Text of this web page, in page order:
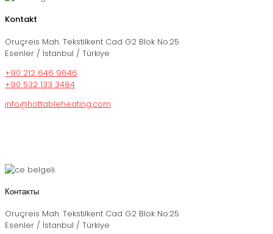
Kontakt
Oruçreis Mah. Tekstilkent Cad G2 Blok No:25
Esenler / İstanbul / Türkiye
+90 212 646 9646
+90 532 133 3484
info@hottableheating.com
Контакты
Oruçreis Mah. Tekstilkent Cad G2 Blok No:25
Esenler / İstanbul / Türkiye